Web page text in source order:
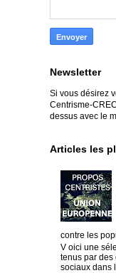
Newsletter
Si vous désirez
Centrisme-CREC,
dessus avec le
Articles les
contre les
V oici une
tenus par des
sociaux dans